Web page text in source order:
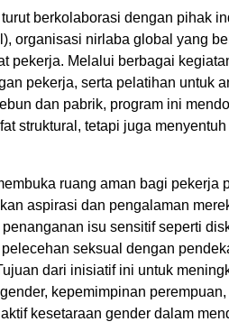
berkolaborasi dengan pihak
organisasi nirlaba global yang
pekerja. Melalui berbagai
pekerja, serta pelatihan untuk
dan pabrik, program ini
struktural, tetapi juga
ruang aman bagi pekerja
aspirasi dan pengalaman
isu sensitif seperti
seksual dengan
dari inisiatif ini untuk
kepemimpinan
kesetaraan gender dalam